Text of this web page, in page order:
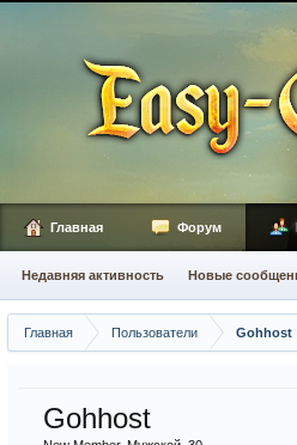
Главная Пользователи Gohhost
Gohhost
Главная Форум
Недавняя активность Новые